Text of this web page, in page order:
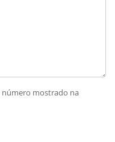
número mostrado na